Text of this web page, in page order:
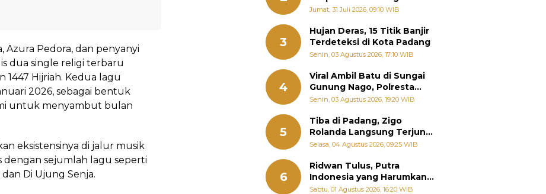
Azura Pedora, dan penyanyi
dua single religi terbaru
1447 Hijriah. Kedua lagu
2026, sebagai bentuk
untuk menyambut bulan
eksistensinya di jalur musik
dengan sejumlah lagu seperti
Di Ujung Senja.
Pemanenan Kayu Ilegal di
Solok
Jumat, 31 Juli 2026, 09:10 WIB
3
Hujan Deras, 15 Titik Banjir
Terdeteksi di Kota Padang
Senin, 03 Agustus 2026, 17:10 WIB
4
Viral Ambil Batu di Sungai
Gunung Nago, Polresta
Padang Ungkap Fakta
Senin, 03 Agustus 2026, 19:20 WIB
5
Tiba di Padang, Zigo
Rolanda Langsung Terjun
Bantu Warga Terdampak
Selasa, 04 Agustus 2026, 09:25 WIB
6
Ridwan Tulus, Putra
Indonesia yang Harumkan
Nama Bangsa hingga
Sabtu, 01 Agustus 2026, 16:20 WIB